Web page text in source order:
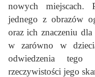
nowych miejscach.
jednego z obrazów
oraz ich znaczeniu
w zarówno w
odwiedzenia
rzeczywistości jego